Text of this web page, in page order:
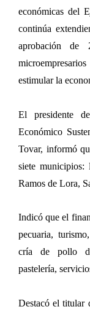
económicas del
continúa
aprobación de
estimular la
El presidente
Económico
Tovar, informó
siete municipios:
Ramos de Lora,
Indicó que el
pecuaria,
cría de pollo de
pastelería,
Destacó el titular